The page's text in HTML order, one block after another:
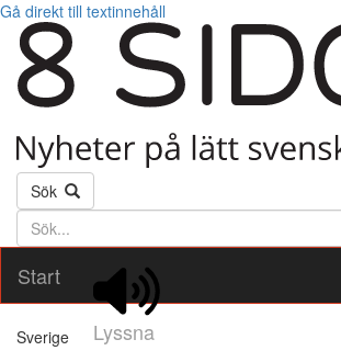
Gå direkt till textinnehåll
Sök
Söktext
Start
Lyssna
Sverige